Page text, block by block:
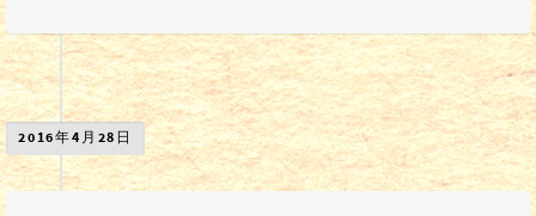
2016年4月28日